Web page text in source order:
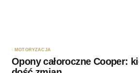
MOTORYZACJA
Opony całoroczne Cooper: